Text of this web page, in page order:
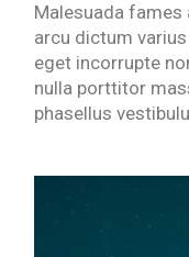
Malesuada fames
arcu dictum
eget incorrupte
nulla porttitor
phasellus